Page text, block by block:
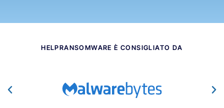
HELPRANSOMWARE È CONSIGLIATO DA​